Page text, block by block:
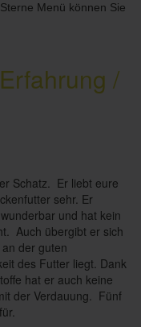
Menü können Sie
/
Schatz. Er liebt eure
sehr. Er
und hat kein
Auch übergibt er sich
der guten
des Futter liegt. Dank
hat er auch keine
der Verdauung. Fünf